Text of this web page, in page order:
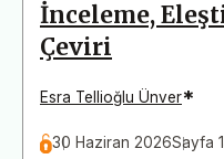
İnceleme,
Çeviri
Esra Tellioğlu Ünver*
30 Haziran 2026Sayfa